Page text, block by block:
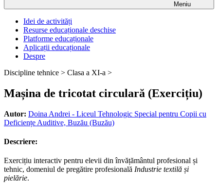
Meniu
Idei de activități
Resurse educaționale deschise
Platforme educaționale
Aplicații educaționale
Despre
Discipline tehnice > Clasa a XI-a >
Mașina de tricotat circulară (Exercițiu)
Autor: Doina Andrei - Liceul Tehnologic Special pentru Copii cu
Deficiențe Auditive, Buzău (Buzău)
Descriere:
Exercițiu interactiv pentru elevii din învățământul profesional și
tehnic, domeniul de pregătire profesională Industrie textilă și
pielărie.